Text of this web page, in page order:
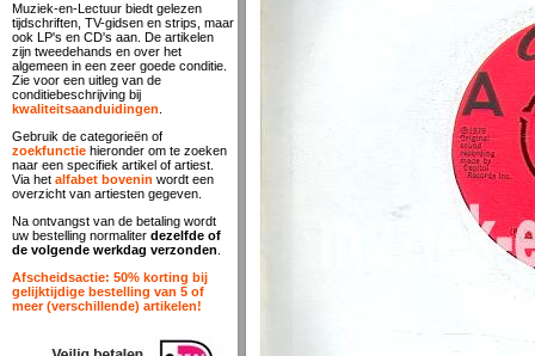
Muziek-en-Lectuur biedt gelezen
tijdschriften, TV-gidsen en strips, maar
ook LP's en CD's aan. De artikelen
zijn tweedehands en over het
algemeen in een zeer goede conditie.
Zie voor een uitleg van de
conditiebeschrijving bij
kwaliteitsaanduidingen
Gebruik de categorieën of
zoekfunctie hieronder om te zoeken
naar een specifiek artikel of artiest.
Via het alfabet bovenin wordt een
overzicht van artiesten gegeven.
Na ontvangst van de betaling wordt
uw bestelling normaliter dezelfde of
de volgende werkdag verzonden
Afscheidsactie: 50% korting bij
gelijktijdige bestelling van 5 of
meer (verschillende) artikelen!